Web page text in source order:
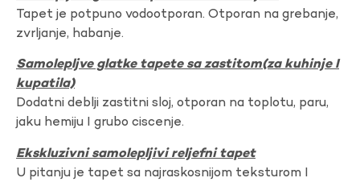
Tapet je potpuno vodootporan. Otporan na grebanje,
zvrljanje, habanje.
Samolepljve glatke tapete sa zastitom(za kuhinje I
kupatila)
Dodatni deblji zastitni sloj, otporan na toplotu, paru,
jaku hemiju I grubo ciscenje.
Ekskluzivni samolepljivi reljefni tapet
U pitanju je tapet sa najraskosnijom teksturom I